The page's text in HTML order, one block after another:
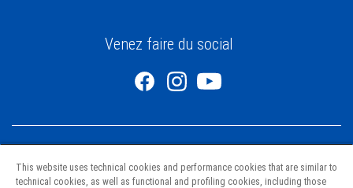
Venez faire du social
This website uses technical cookies and performance cookies that are similar to
technical cookies, as well as functional and profiling cookies, including those